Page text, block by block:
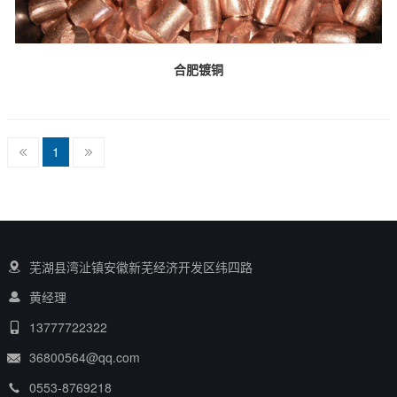
合肥镀铜
1
芜湖县湾沚镇安徽新芜经济开发区纬四路
黄经理
13777722322
36800564@qq.com
0553-8769218